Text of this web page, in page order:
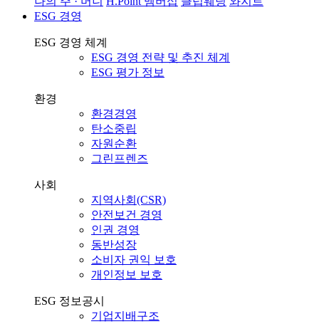
ESG 경영
ESG 경영 체계
ESG 경영 전략 및 추진 체계
ESG 평가 정보
환경
환경경영
탄소중립
자원순환
그린프렌즈
사회
지역사회(CSR)
안전보건 경영
인권 경영
동반성장
소비자 권익 보호
개인정보 보호
ESG 정보공시
기업지배구조